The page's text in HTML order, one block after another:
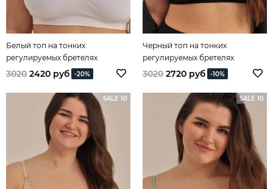
Белый топ на тонких
регулируемых бретелях
размера plus
3020 2420 руб -20%
Черный топ на тонких
регулируемых бретелях
размера plus
3020 2720 руб -10%
SALE 10 SALE 10